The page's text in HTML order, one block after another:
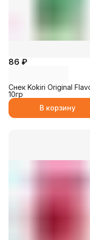
86 ₽
Снек Kokiri Original
10гр
В корзину